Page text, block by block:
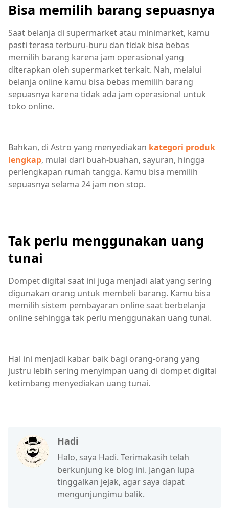
Bisa memilih barang sepuasnya
Saat belanja di supermarket atau minimarket, kamu
pasti terasa terburu-buru dan tidak bisa bebas
memilih barang karena jam operasional yang
diterapkan oleh supermarket terkait. Nah, melalui
belanja online kamu bisa bebas memilih barang
sepuasnya karena tidak ada jam operasional untuk
toko online.
Bahkan, di Astro yang menyediakan kategori produk
lengkap, mulai dari buah-buahan, sayuran, hingga
perlengkapan rumah tangga. Kamu bisa memilih
sepuasnya selama 24 jam non stop.
Tak perlu menggunakan uang
tunai
Dompet digital saat ini juga menjadi alat yang sering
digunakan orang untuk membeli barang. Kamu bisa
memilih sistem pembayaran online saat berbelanja
online sehingga tak perlu menggunakan uang tunai.
Hal ini menjadi kabar baik bagi orang-orang yang
justru lebih sering menyimpan uang di dompet digital
ketimbang menyediakan uang tunai.
Hadi
Halo, saya Hadi. Terimakasih telah
berkunjung ke blog ini. Jangan lupa
tinggalkan jejak, agar saya dapat
mengunjungimu balik.